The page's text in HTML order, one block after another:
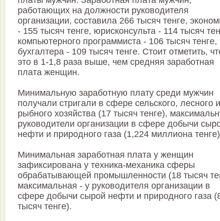
работающих на должности руководителя
организации, составила 266 тысяч тенге,
- 155 тысяч тенге, юрисконсульта - 114 тысяч
компьютерного программиста - 106 тысяч тенге,
бухгалтера - 109 тысяч тенге. Стоит отметить,
это в 1-1,8 раза выше, чем средняя заработная
плата женщин.
Минимальную заработную плату среди мужчин
получали стригали в сфере сельского, лесного и
рыбного хозяйства (17 тысяч тенге),
руководители организации в сфере добычи
нефти и природного газа (1,224 миллиона
Минимальная заработная плата у женщин
зафиксирована у техника-механика сферы
обрабатывающей промышленности (18 тысяч
максимальная - у руководителя организации в
сфере добычи сырой нефти и природного газа
тысяч тенге).